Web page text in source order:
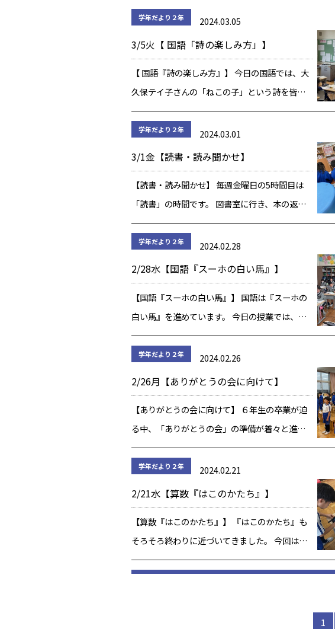
工の時間に作成した「バッジ」です。 6年生に感
学年だより２年 2024.03.05
3/5火【 国語「詩の楽しみ方」】
【 国語『詩の楽しみ方』】 今日の国語では、大
久保テイ子さんの「ねこの子」という詩を皆で
楽しみました。 「ねこの子」は子猫の色々な様
子を、オノマトペを使ってリズム良く、おもし
学年だより２年 2024.03.01
3/1金【読書・読み聞かせ】
【読書・読み聞かせ】 毎週金曜日の5時間目は
「読書」の時間です。 図書室に行き、本の返却
と貸し出しが終わった後は、各自で読みたい本
を探して読んでいます。 貸し出される本の種類
は、年 […]
学年だより２年 2024.02.28
2/28水【国語『スーホの白い馬』】
【国語『スーホの白い馬』】 国語は『スーホの
白い馬』を進めています。 今日の授業では、登
場人物の一人である「とのさま」の言動に注目
し、人物像や心情の変化を考えました。 人物像
学年だより２年 2024.02.26
2/26月【ありがとうの会に向けて】
【ありがとうの会に向けて】 ６年生の卒業が迫
る中、「ありがとうの会」の準備が着々と進ん
でいます。 今日は、6年生へのプレゼントにつけ
るメッセージと、ありがとう掲示のメッセージ
学年だより２年 2024.02.21
2/21水【算数『はこのかたち』】
【算数『はこのかたち』】 『はこのかたち』も
そろそろ終わりに近づいてきました。 今回は、
竹ひごと粘土を使って、立方体・直方体を作る
1